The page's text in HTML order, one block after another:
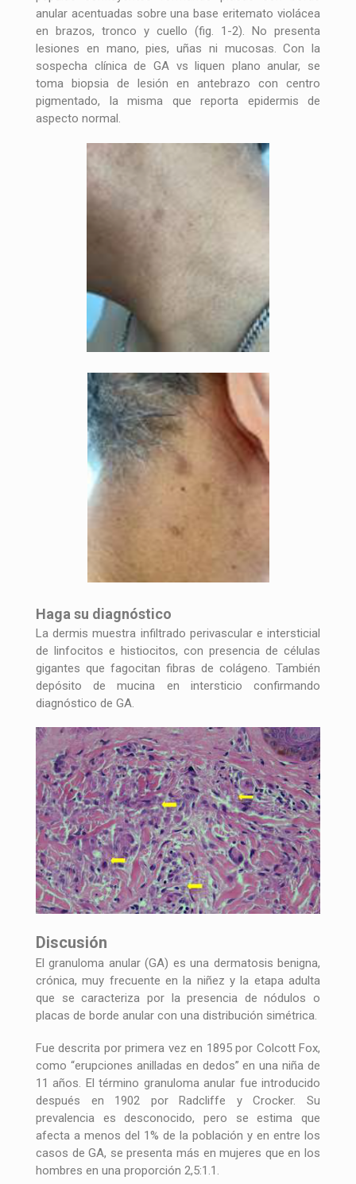
anular acentuadas sobre una base eritemato violácea
en brazos, tronco y cuello (fig. 1-2). No presenta
lesiones en mano, pies, uñas ni mucosas. Con la
sospecha clínica de GA vs liquen plano anular, se
toma biopsia de lesión en antebrazo con centro
pigmentado, la misma que reporta epidermis de
aspecto normal.
Haga su diagnóstico
La dermis muestra infiltrado perivascular e intersticial
de linfocitos e histiocitos, con presencia de células
gigantes que fagocitan fibras de colágeno. También
depósito de mucina en intersticio confirmando
diagnóstico de GA.
Discusión
El granuloma anular (GA) es una dermatosis benigna,
crónica, muy frecuente en la niñez y la etapa adulta
que se caracteriza por la presencia de nódulos o
placas de borde anular con una distribución simétrica.
Fue descrita por primera vez en 1895 por Colcott Fox,
como “erupciones anilladas en dedos” en una niña de
11 años. El término granuloma anular fue introducido
después en 1902 por Radcliffe y Crocker. Su
prevalencia es desconocido, pero se estima que
afecta a menos del 1% de la población y en entre los
casos de GA, se presenta más en mujeres que en los
hombres en una proporción 2,5:1.1.